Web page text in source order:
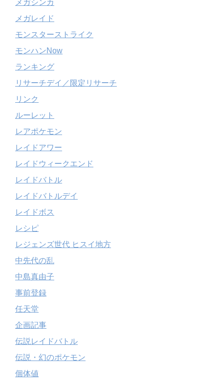
メガシンカ
メガレイド
モンスターストライク
モンハンNow
ランキング
リサーチデイ／限定リサーチ
リンク
ルーレット
レアポケモン
レイドアワー
レイドウィークエンド
レイドバトル
レイドバトルデイ
レイドボス
レシピ
レジェンズ世代 ヒスイ地方
中先代の乱
中島真由子
事前登録
任天堂
企画記事
伝説レイドバトル
伝説・幻のポケモン
個体値